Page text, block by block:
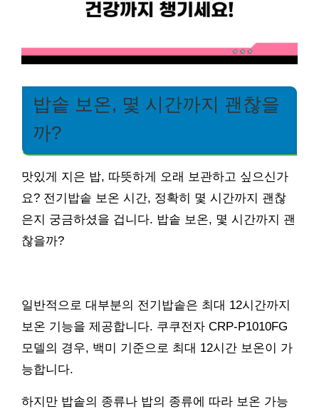
밥솥 보온, 몇 시간까지 괜찮을
까?
맛있게 지은 밥, 따뜻하게 오래 보관하고 싶으신가
요? 전기밥솥 보온 시간, 정확히 몇 시간까지 괜찮
은지 궁금하셨을 겁니다. 밥솥 보온, 몇 시간까지 괜
찮을까?
일반적으로 대부분의 전기밥솥은 최대 12시간까지
보온 기능을 제공합니다. 쿠쿠전자 CRP-P1010FG
모델의 경우, 백미 기준으로 최대 12시간 보온이 가
능합니다.
하지만 밥솥의 종류나 밥의 종류에 따라 보온 가능